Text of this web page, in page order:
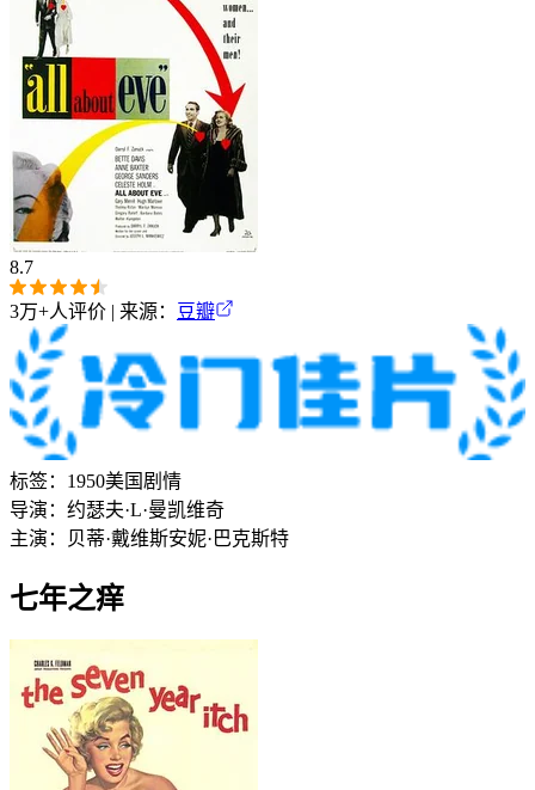
8.7
3万+人评价 | 来源： 豆瓣
标签： 1950美国 剧情
导演： 约瑟夫·L·曼凯维奇
主演：
贝蒂·戴维斯安妮·巴克斯特
七年之痒